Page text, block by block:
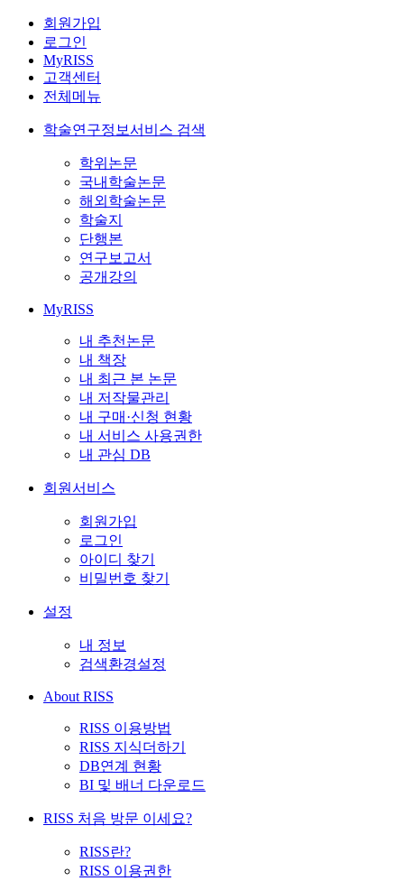
회원가입
로그인
MyRISS
고객센터
전체메뉴
학술연구정보서비스 검색
학위논문
국내학술논문
해외학술논문
학술지
단행본
연구보고서
공개강의
MyRISS
내 추천논문
내 책장
내 최근 본 논문
내 저작물관리
내 구매·신청 현황
내 서비스 사용권한
내 관심 DB
회원서비스
회원가입
로그인
아이디 찾기
비밀번호 찾기
설정
내 정보
검색환경설정
About RISS
RISS 이용방법
RISS 지식더하기
DB연계 현황
BI 및 배너 다운로드
RISS 처음 방문 이세요?
RISS란?
RISS 이용권한